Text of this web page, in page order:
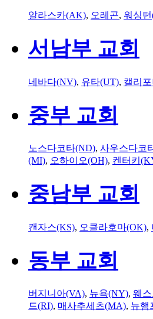
알라스카(AK), 오레곤, 워싱
서남부 교회
네바다(NV), 유타(UT), 캘리
중부 교회
노스다코타(ND), 사우스다코
(MI), 오하이오(OH), 켄터키
중남부 교회
캔자스(KS), 오클라호마(OK),
동부 교회
버지니아(VA), 뉴욕(NY), 웨
드(RI), 매사추세츠(MA), 뉴햄